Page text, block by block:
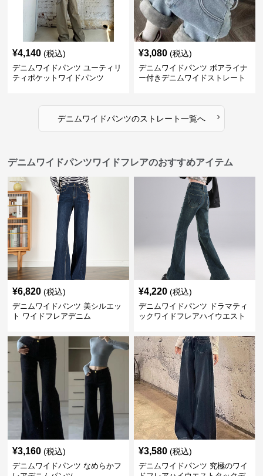
¥4,140 (税込)
デニムワイドパンツ ユーティリ
ティポケットワイドパンツ
¥3,080 (税込)
デニムワイドパンツ ボアライナ
ー付きデニムワイドストレート
デニムワイドパンツのストレート一覧へ ›
デニムワイドパンツワイドフレアのおすすめアイテム
¥6,820 (税込)
デニムワイドパンツ 美シルエッ
ト ワイドフレアデニム
¥4,220 (税込)
デニムワイドパンツ ドラマティ
ックワイドフレアハイウエスト
¥3,160 (税込)
デニムワイドパンツ なめらかフ
¥3,580 (税込)
デニムワイドパンツ 究極のワイ